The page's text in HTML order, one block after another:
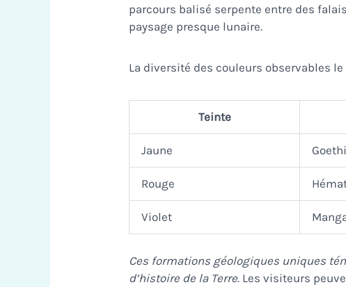
parcours balisé serpente entre des
paysage presque lunaire.
La diversité des couleurs observables
Teinte
Jaune
Rouge
Violet
Ces formations géologiques uniques
d’histoire de la Terre. Les visiteurs